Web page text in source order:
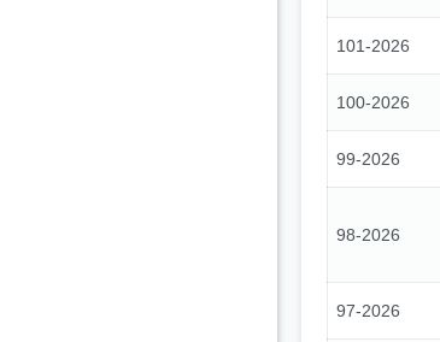
101-2026
100-2026
99-2026
98-2026
97-2026